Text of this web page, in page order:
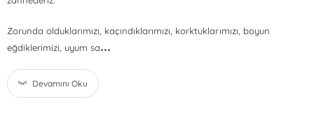
Zorunda olduklarımızı, kaçındıklarımızı, korktuklarımızı, boyun
eğdiklerimizi, uyum sa...
Devamını Oku